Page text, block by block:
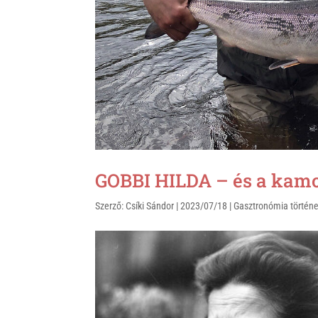
GOBBI HILDA – és a
Szerző: Csíki Sándor |2023/07/18 |Gasztronómia